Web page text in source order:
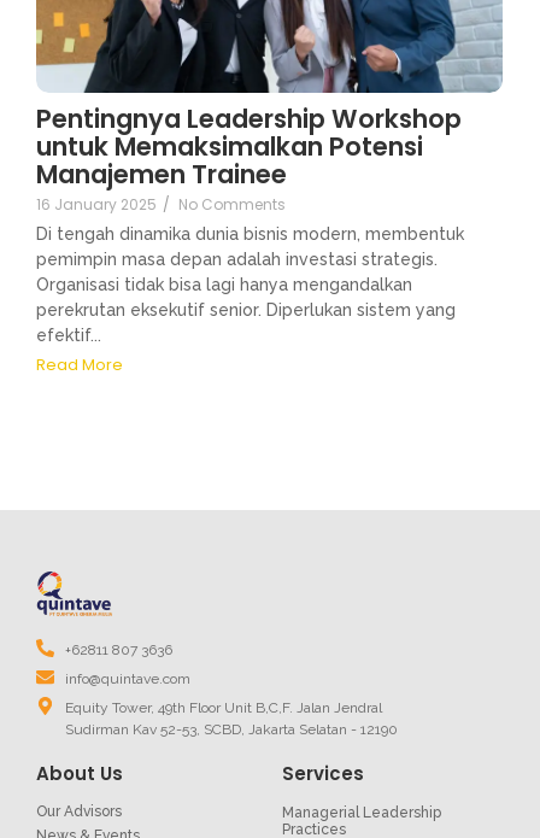
Pentingnya Leadership Workshop
untuk Memaksimalkan Potensi
Manajemen Trainee
16 January 2025 / No Comments
Di tengah dinamika dunia bisnis modern, membentuk
pemimpin masa depan adalah investasi strategis.
Organisasi tidak bisa lagi hanya mengandalkan
perekrutan eksekutif senior. Diperlukan sistem yang
efektif...
Read More
+62811 807 3636
info@quintave.com
Equity Tower, 49th Floor Unit B,C,F. Jalan Jendral
Sudirman Kav 52-53, SCBD, Jakarta Selatan - 12190
About Us
Our Advisors
Services
Managerial Leadership
Practices